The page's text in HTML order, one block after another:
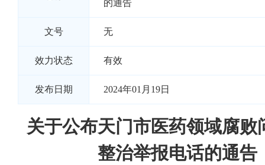
的通告
文号 无
效力状态 有效
发布日期 2024年01月19日
关于公布天门市医药领域腐败
整治举报电话的通告